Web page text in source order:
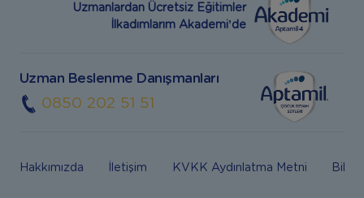
Uzmanlardan Ücretsiz Eğitimler
İlkadımlarım Akademi’de
Uzman Beslenme Danışmanları
0850 202 51 51
Hakkımızda İletişim KVKK Aydınlatma Metni Bilgi